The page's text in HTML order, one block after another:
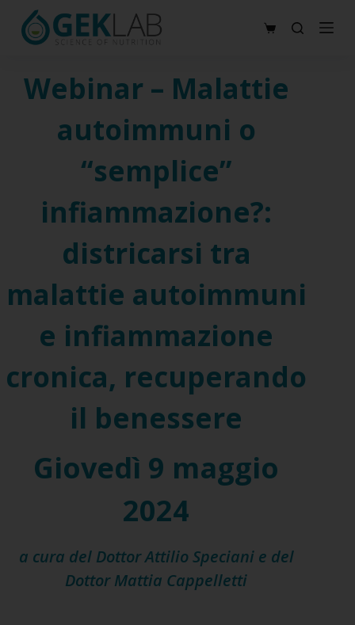
a
n
u
Carrello
Webinar – Malattie
autoimmuni o
“semplice”
infiammazione?:
districarsi tra
malattie autoimmuni
e infiammazione
cronica, recuperando
il benessere
Giovedì 9 maggio
2024
a cura del Dottor Attilio Specianie del
Dottor Mattia Cappelletti